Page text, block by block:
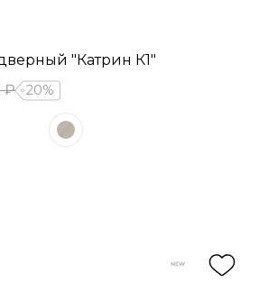
"Катрин К1"
₽ 20%